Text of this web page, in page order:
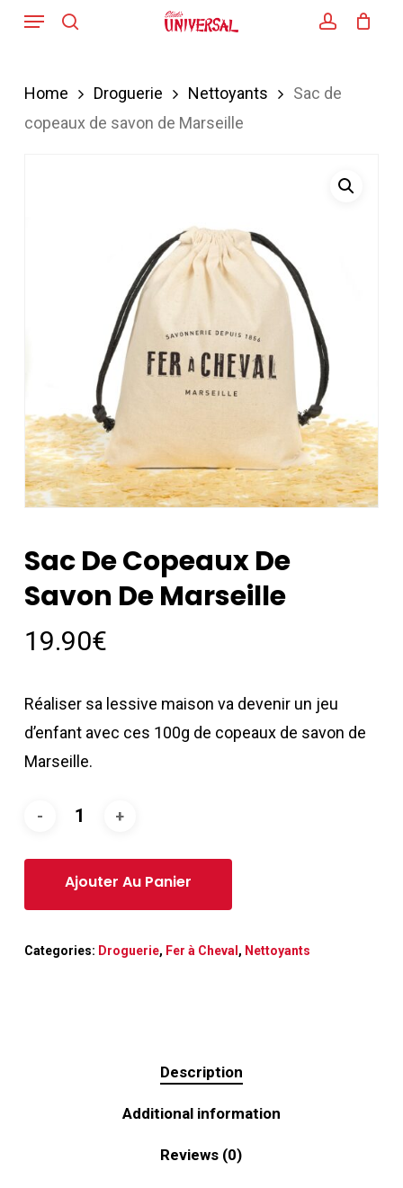
Skip
content
Menu
Home Droguerie Nettoyants
Sac de
copeaux de savon de Marseille
Sac De Copeaux De
Savon De Marseille
19.90€
Réaliser sa lessive maison va devenir un jeu
d’enfant avec ces 100g de copeaux de savon de
Marseille.
Categories: Droguerie, Fer à Cheval , Nettoyants
Description
Additional information
Reviews (0)